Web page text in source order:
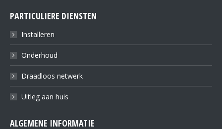
PARTICULIERE DIENSTEN
Installeren
Onderhoud
Draadloos netwerk
Uitleg aan huis
ALGEMENE INFORMATIE